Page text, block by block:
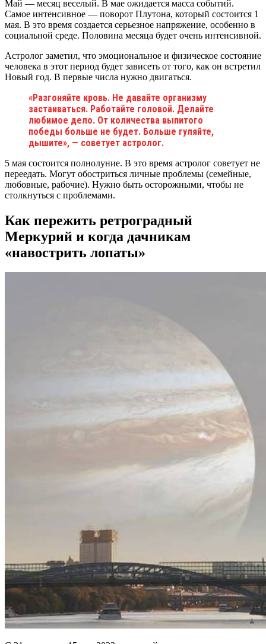
Май — месяц веселый. В мае ожидается масса событий.
Самое интенсивное — поворот Плутона, который состоится 1
мая. В это время создается серьезное напряжение, особенно в
социальной среде. Половина месяца будет очень интенсивной.
Астролог заметил, что эмоциональное и физическое состояние
человека в этот период будет зависеть от того, как он встретил
Новый год. В первые числа нужно двигаться.
«Разгоняйте кровь. Не давайте организму
застаиваться. Работайте головой. Делайте
любимое дело. От количества выпитого
победы больше не будет. Больше гуляйте,
дышите», — советует астролог.
5 мая состоится полнолуние. В это время астролог советует не
переедать. Могут обостриться личные проблемы (семейные,
любовные, рабочие). Нужно быть осторожными, чтобы не
столкнуться с проблемами.
Как пережить ретроградный
Меркурий и когда дачникам
«навострить лопаты»